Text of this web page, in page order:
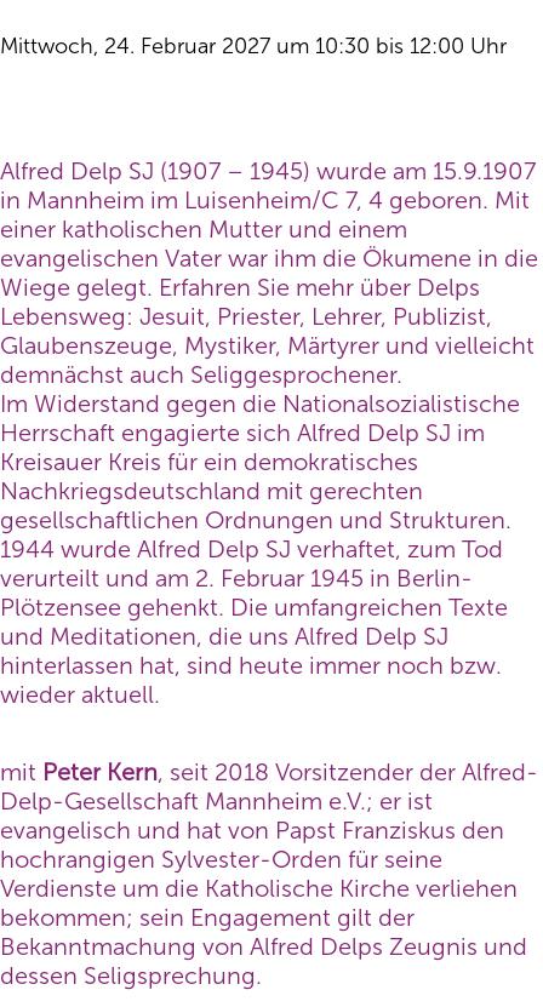
Mittwoch, 24. Februar 2027 um 10:30 bis 12:00 Uhr
Alfred Delp SJ (1907 – 1945) wurde am 15.9.1907
in Mannheim im Luisenheim/C 7, 4 geboren. Mit
einer katholischen Mutter und einem
evangelischen Vater war ihm die Ökumene in die
Wiege gelegt. Erfahren Sie mehr über Delps
Lebensweg: Jesuit, Priester, Lehrer, Publizist,
Glaubenszeuge, Mystiker, Märtyrer und vielleicht
demnächst auch Seliggesprochener.
Im Widerstand gegen die Nationalsozialistische
Herrschaft engagierte sich Alfred Delp SJ im
Kreisauer Kreis für ein demokratisches
Nachkriegsdeutschland mit gerechten
gesellschaftlichen Ordnungen und Strukturen.
1944 wurde Alfred Delp SJ verhaftet, zum Tod
verurteilt und am 2. Februar 1945 in Berlin-
Plötzensee gehenkt. Die umfangreichen Texte
und Meditationen, die uns Alfred Delp SJ
hinterlassen hat, sind heute immer noch bzw.
wieder aktuell.
mit Peter Kern, seit 2018 Vorsitzender der Alfred-
Delp-Gesellschaft Mannheim e.V.; er ist
evangelisch und hat von Papst Franziskus den
hochrangigen Sylvester-Orden für seine
Verdienste um die Katholische Kirche verliehen
bekommen; sein Engagement gilt der
Bekanntmachung von Alfred Delps Zeugnis und
dessen Seligsprechung.